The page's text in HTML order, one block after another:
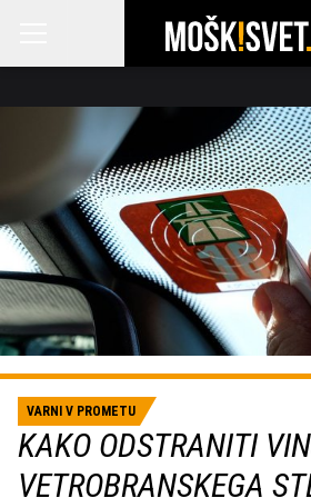
VARNI V PROMETU
KAKO ODSTRANITI
VETROBRANSKEGA